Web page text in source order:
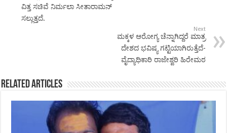
ವಿತ್ತ ಸಚಿವೆ ನಿರ್ಮಲಾ ಸೀತಾರಾಮನ್
ಸಲ್ಲುತ್ತದೆ.
Next
ಮಕ್ಕಳ ಆರೋಗ್ಯ ಚೆನ್ನಾಗಿದ್ದರೆ ಮಾತ್ರ
ದೇಶದ ಭವಿಷ್ಯ ಗಟ್ಟಿಯಾಗಿರುತ್ತೆದೆ-
ವೈದ್ಯಾಧಿಕಾರಿ ರಾಜೇಶ್ವರಿ ಹಿರೇಮಠ
Related Articles